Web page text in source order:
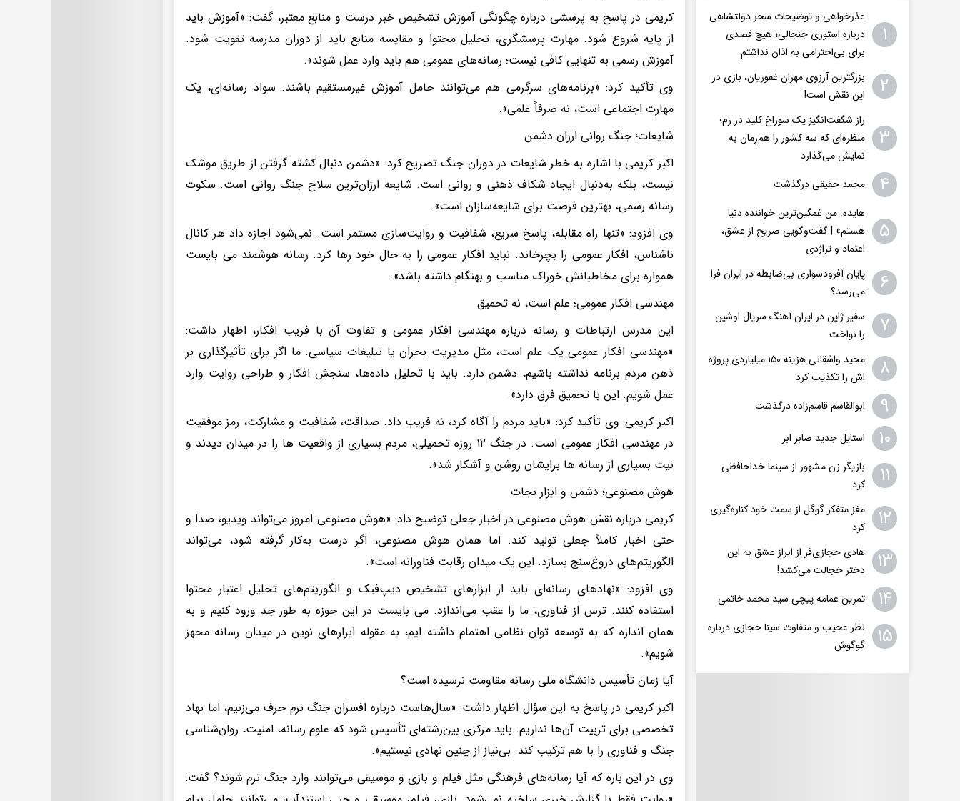
کریمی در پاسخ به پرسشی درباره چگونگی آموزش تشخیص خبر درست و منابع معتبر، گفت: «آموزش باید
از پایه شروع شود. مهارت پرسشگری، تحلیل محتوا و مقایسه منابع باید از دوران مدرسه تقویت شود.
آموزش رسمی به تنهایی کافی نیست؛ رسانه‌های عمومی هم باید وارد عمل شوند».
وی تأکید کرد: «برنامه‌های سرگرمی هم می‌توانند حامل آموزش غیرمستقیم باشند. سواد رسانه‌ای، یک
مهارت اجتماعی است، نه صرفاً علمی».
شایعات؛ جنگ روانی ارزان دشمن
اکبر کریمی با اشاره به خطر شایعات در دوران جنگ تصریح کرد: «دشمن دنبال کشته گرفتن از طریق موشک
نیست، بلکه به‌دنبال ایجاد شکاف ذهنی و روانی است. شایعه ارزان‌ترین سلاح جنگ روانی است. سکوت
رسانه رسمی، بهترین فرصت برای شایعه‌سازان است».
وی افزود: «تنها راه مقابله، پاسخ سریع، شفافیت و روایت‌سازی مستمر است. نمی‌شود اجازه داد هر کانال
ناشناس، افکار عمومی را بچرخاند. نباید افکار عمومی را به حال خود رها کرد. رسانه هوشمند می بایست
همواره برای مخاطبانش خوراک مناسب و بهنگام داشته باشد».
مهندسی افکار عمومی؛ علم است، نه تحمیق
این مدرس ارتباطات و رسانه درباره مهندسی افکار عمومی و تفاوت آن با فریب افکار، اظهار داشت:
«مهندسی افکار عمومی یک علم است، مثل مدیریت بحران یا تبلیغات سیاسی. ما اگر برای تأثیرگذاری بر
ذهن مردم برنامه نداشته باشیم، دشمن دارد. باید با تحلیل داده‌ها، سنجش افکار و طراحی روایت وارد
عمل شویم. این با تحمیق فرق دارد».
اکبر کریمی: وی تأکید کرد: «باید مردم را آگاه کرد، نه فریب داد. صداقت، شفافیت و مشارکت، رمز موفقیت
در مهندسی افکار عمومی است. در جنگ ١٢ روزه تحمیلی، مردم بسیاری از واقعیت ها را در میدان دیدند و
نیت بسیاری از رسانه ها برایشان روشن و آشکار شد».
هوش مصنوعی؛ دشمن و ابزار نجات
کریمی درباره نقش هوش مصنوعی در اخبار جعلی توضیح داد: «هوش مصنوعی امروز می‌تواند ویدیو، صدا و
حتی اخبار کاملاً جعلی تولید کند. اما همان هوش مصنوعی، اگر درست به‌کار گرفته شود، می‌تواند
الگوریتم‌های دروغ‌سنج بسازد. این یک میدان رقابت فناورانه است».
وی افزود: «نهادهای رسانه‌ای باید از ابزارهای تشخیص دیپ‌فیک و الگوریتم‌های تحلیل اعتبار محتوا
استفاده کنند. ترس از فناوری، ما را عقب می‌اندازد. می بایست در این حوزه به طور جد ورود کنیم و به
همان اندازه که به توسعه توان نظامی اهتمام داشته ایم، به مقوله ابزارهای نوین در میدان رسانه مجهز
شویم».
آیا زمان تأسیس دانشگاه ملی رسانه مقاومت نرسیده است؟
اکبر کریمی در پاسخ به این سؤال اظهار داشت: «سال‌هاست درباره افسران جنگ نرم حرف می‌زنیم، اما نهاد
تخصصی برای تربیت آن‌ها نداریم. باید مرکزی بین‌رشته‌ای تأسیس شود که علوم رسانه، امنیت، روان‌شناسی
جنگ و فناوری را با هم ترکیب کند. بی‌نیاز از چنین نهادی نیستیم».
وی در این باره که آیا رسانه‌های فرهنگی مثل فیلم و بازی و موسیقی می‌توانند وارد جنگ نرم شوند؟ گفت:
۱
عذرخواهی و توضیحات سحر دولتشاهی
درباره استوری جنجالی؛ هیچ قصدی
برای بی‌احترامی به اذان نداشتم
۲
بزرگترین آرزوی مهران غفوریان، بازی در
این نقش است!
۳
راز شگفت‌انگیز یک سوراخ کلید در رم؛
منظره‌ای که سه کشور را هم‌زمان به
نمایش می‌گذارد
۴ محمد حقیقی درگذشت
۵
هایده: من غمگین‌ترین خواننده دنیا
هستم» | گفت‌وگویی صریح از عشق،
اعتماد و تراژدی
۶
پایان آفرودسواری بی‌ضابطه در ایران فرا
می‌رسد؟
۷
سفیر ژاپن در ایران آهنگ سریال اوشین
را نواخت
۸
مجید واشقانی هزینه ۱۵۰ میلیاردی پروژه
اش را تکذیب کرد
۹ ابوالقاسم قاسم‌زاده درگذشت
۱۰ استایل جدید صابر ابر
۱۱
بازیگر زن مشهور از سینما خداحافظی
کرد
۱۲
مغز متفکر گوگل از سمت خود کناره‌گیری
کرد
۱۳
هادی حجازی‌فر از ابراز عشق به این
دختر خجالت می‌کشد!
۱۴ تمرین عمامه پیچی سید محمد خاتمی
۱۵
نظر عجیب و متفاوت سینا حجازی درباره
گوگوش